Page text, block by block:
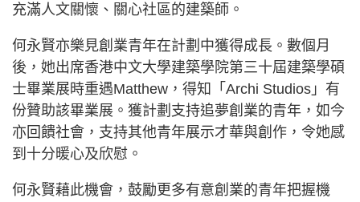
充滿人文關懷、關心社區的建築師。
何永賢亦樂見創業青年在計劃中獲得成長。數個月
後，她出席香港中文大學建築學院第三十屆建築學碩
士畢業展時重遇Matthew，得知「Archi Studios」有
份贊助該畢業展。獲計劃支持追夢創業的青年，如今
亦回饋社會，支持其他青年展示才華與創作，令她感
到十分暖心及欣慰。
何永賢藉此機會，鼓勵更多有意創業的青年把握機